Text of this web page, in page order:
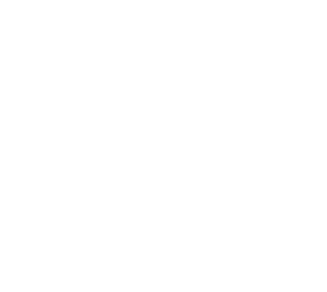
halálok Magyarországon
leggyakoribb krónikus